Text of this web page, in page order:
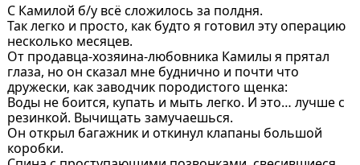
С Камилой б/у всё сложилось за полдня.
Так легко и просто, как будто я готовил эту операцию
несколько месяцев.
От продавца-хозяина-любовника Камилы я прятал
глаза, но он сказал мне буднично и почти что
дружески, как заводчик породистого щенка:
Воды не боится, купать и мыть легко. И это… лучше с
резинкой. Вычищать замучаешься.
Он открыл багажник и откинул клапаны большой
коробки.